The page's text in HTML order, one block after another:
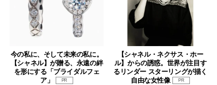
今の私に、そして未来の私に。
【シャネル】が贈る、永遠の絆
を形にする「ブライダルフェ
ア」
PR
【シャネル・ネクサス・ホー
ル】からの誘惑。世界が注目す
るリンダー スターリングが描く
自由な女性像
PR